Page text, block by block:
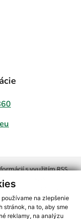
na zlepšenie
na to, aby sme
reklamy, na analýzu
s využitím RSS,
stránok
,registrácia domény
prevádzkovateľ